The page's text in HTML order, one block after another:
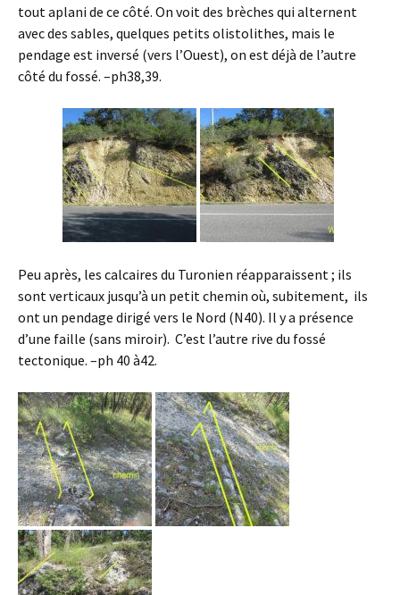
tout aplani de ce côté. On voit des brèches qui alternent
avec des sables, quelques petits olistolithes, mais le
pendage est inversé (vers l’Ouest), on est déjà de l’autre
côté du fossé. –ph38,39.
Peu après, les calcaires du Turonien réapparaissent ; ils
sont verticaux jusqu’à un petit chemin où, subitement, ils
ont un pendage dirigé vers le Nord (N40). Il y a présence
d’une faille (sans miroir). C’est l’autre rive du fossé
tectonique. –ph 40 à42.